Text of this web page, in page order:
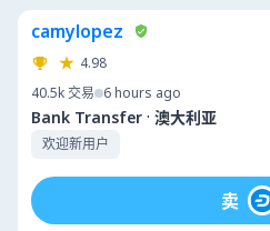
camylopez
4.98
40.5k交易 6 hours ago
Bank Transfer · 澳大利亚
欢迎新用户
卖